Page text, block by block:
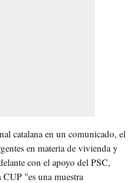
catalana en un comunicado, el
en materia de vivienda y
con el apoyo del PSC,
"es una muestra